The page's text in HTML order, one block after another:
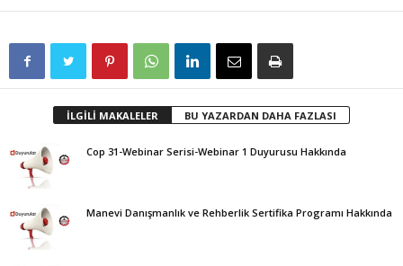
İLGİLİ MAKALELER BU YAZARDAN DAHA FAZLASI
Cop 31-Webinar Serisi-Webinar 1 Duyurusu Hakkında
Manevi Danışmanlık ve Rehberlik Sertifika Programı Hakkında